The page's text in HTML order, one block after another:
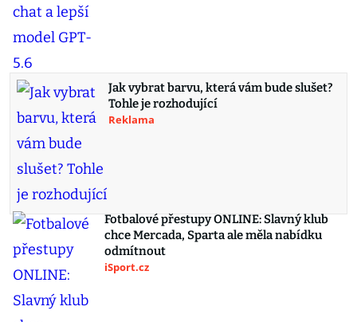
Jak vybrat barvu, která vám bude slušet?
Tohle je rozhodující
Reklama
Fotbalové přestupy ONLINE: Slavný klub
chce Mercada, Sparta ale měla nabídku
odmítnout
iSport.cz